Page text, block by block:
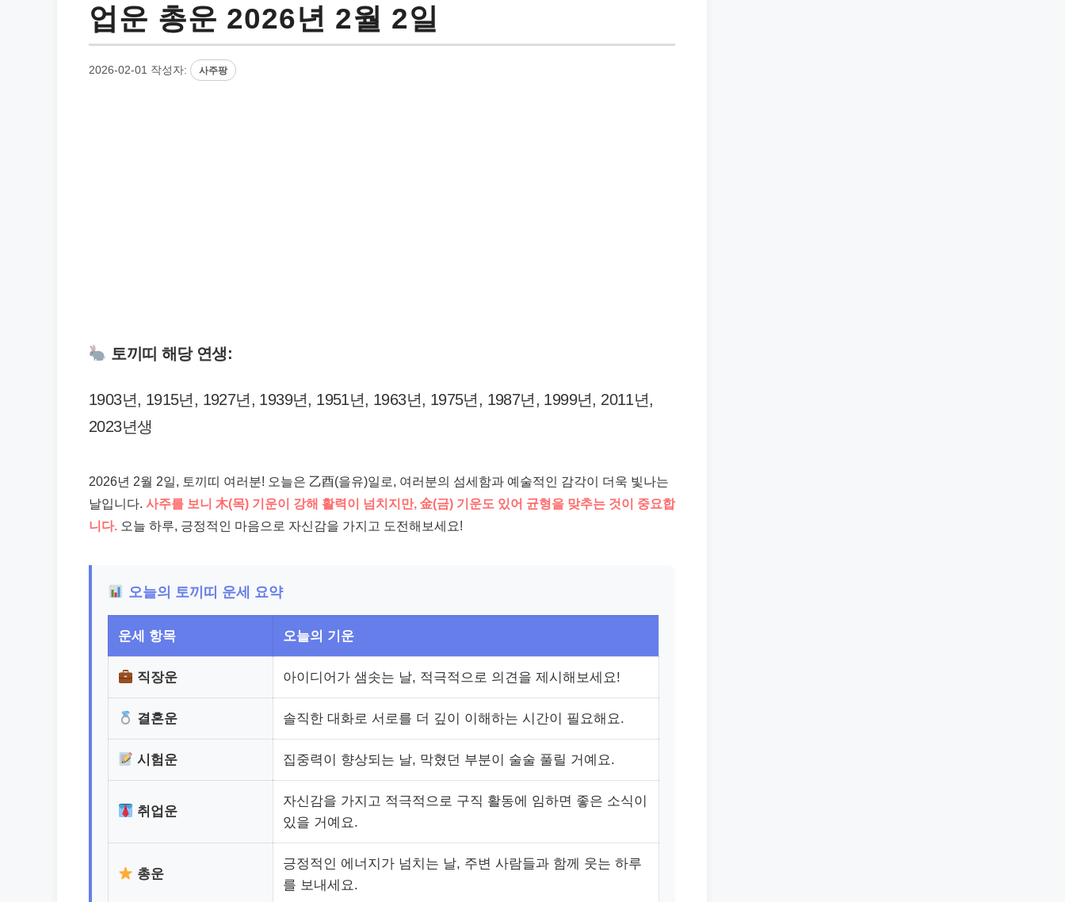
업운 총운 2026년 2월 2일
2026-02-01 작성자: 사주팡
토끼띠 해당 연생:
1903년, 1915년, 1927년, 1939년, 1951년, 1963년, 1975년, 1987년, 1999년, 2011년,
2023년생
2026년 2월 2일, 토끼띠 여러분! 오늘은 乙酉(을유)일로, 여러분의 섬세함과 예술적인 감각이 더욱 빛나는
날입니다. 사주를 보니 木(목) 기운이 강해 활력이 넘치지만, 金(금) 기운도 있어 균형을 맞추는 것이 중요합
니다. 오늘 하루, 긍정적인 마음으로 자신감을 가지고 도전해보세요!
오늘의 토끼띠 운세 요약
운세 항목 오늘의 기운
직장운 아이디어가 샘솟는 날, 적극적으로 의견을 제시해보세요!
결혼운 솔직한 대화로 서로를 더 깊이 이해하는 시간이 필요해요.
시험운 집중력이 향상되는 날, 막혔던 부분이 술술 풀릴 거예요.
취업운
자신감을 가지고 적극적으로 구직 활동에 임하면 좋은 소식이
있을 거예요.
총운
긍정적인 에너지가 넘치는 날, 주변 사람들과 함께 웃는 하루
를 보내세요.